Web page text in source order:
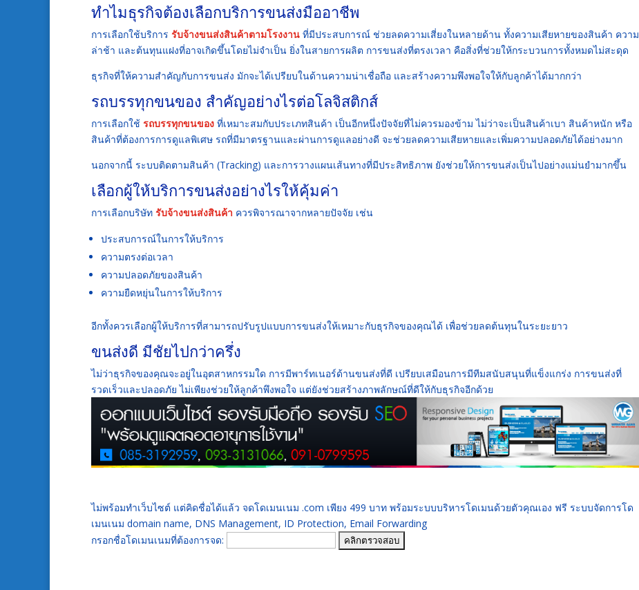
ทำไมธุรกิจต้องเลือกบริการขนส่งมืออาชีพ
การเลือกใช้บริการ รับจ้างขนส่งสินค้าตามโรงงาน ที่มีประสบการณ์ ช่วยลดความเสี่ยงในหลายด้าน ทั้งความเสียหายของสินค้า ความ
ล่าช้า และต้นทุนแฝงที่อาจเกิดขึ้นโดยไม่จำเป็น ยิ่งในสายการผลิต การขนส่งที่ตรงเวลา คือสิ่งที่ช่วยให้กระบวนการทั้งหมดไม่สะดุด
ธุรกิจที่ให้ความสำคัญกับการขนส่ง มักจะได้เปรียบในด้านความน่าเชื่อถือ และสร้างความพึงพอใจให้กับลูกค้าได้มากกว่า
รถบรรทุกขนของ สำคัญอย่างไรต่อโลจิสติกส์
การเลือกใช้ รถบรรทุกขนของ ที่เหมาะสมกับประเภทสินค้า เป็นอีกหนึ่งปัจจัยที่ไม่ควรมองข้าม ไม่ว่าจะเป็นสินค้าเบา สินค้าหนัก หรือ
สินค้าที่ต้องการการดูแลพิเศษ รถที่มีมาตรฐานและผ่านการดูแลอย่างดี จะช่วยลดความเสียหายและเพิ่มความปลอดภัยได้อย่างมาก
นอกจากนี้ ระบบติดตามสินค้า (Tracking) และการวางแผนเส้นทางที่มีประสิทธิภาพ ยังช่วยให้การขนส่งเป็นไปอย่างแม่นยำมากขึ้น
เลือกผู้ให้บริการขนส่งอย่างไรให้คุ้มค่า
การเลือกบริษัท รับจ้างขนส่งสินค้า ควรพิจารณาจากหลายปัจจัย เช่น
ประสบการณ์ในการให้บริการ
ความตรงต่อเวลา
ความปลอดภัยของสินค้า
ความยืดหยุ่นในการให้บริการ
อีกทั้งควรเลือกผู้ให้บริการที่สามารถปรับรูปแบบการขนส่งให้เหมาะกับธุรกิจของคุณได้ เพื่อช่วยลดต้นทุนในระยะยาว
ขนส่งดี มีชัยไปกว่าครึ่ง
ไม่ว่าธุรกิจของคุณจะอยู่ในอุตสาหกรรมใด การมีพาร์ทเนอร์ด้านขนส่งที่ดี เปรียบเสมือนการมีทีมสนับสนุนที่แข็งแกร่ง การขนส่งที่
รวดเร็วและปลอดภัย ไม่เพียงช่วยให้ลูกค้าพึงพอใจ แต่ยังช่วยสร้างภาพลักษณ์ที่ดีให้กับธุรกิจอีกด้วย
ไม่พร้อมทำเว็บไซต์ แต่คิดชื่อได้แล้ว จดโดเมนเนม .com เพียง 499 บาท พร้อมระบบบริหารโดเมนด้วยตัวคุณเอง ฟรี ระบบจัดการโด
เมนเนม domain name, DNS Management, ID Protection, Email Forwarding
กรอกชื่อโดเมนเนมที่ต้องการจด: